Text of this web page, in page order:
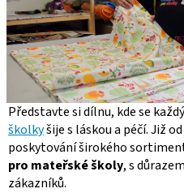
Představte si dílnu, kde se
školkyšije s láskou a péčí. Již
poskytování širokého
pro mateřské školy, s
zákazníků.